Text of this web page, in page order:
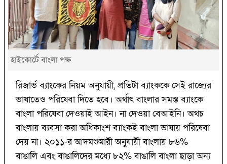
হাইকোর্টে বাংলা পক্ষ
রিজার্ভ ব্যাংকের নিয়ম অনুযায়ী, প্রতিটা ব্যাংককে সেই রাজ্যের
ভাষাতেও পরিষেবা দিতে হবে। অর্থাৎ বাংলার সমস্ত ব্যাংকে
বাংলা পরিষেবা দেওয়াই আইন। না দেওয়া বেআইনি। অথচ
বাংলায় ব্যবসা করা অধিকাংশ ব্যাংকই বাংলা ভাষায় পরিষেবা
দেয় না। ২০১১-র আদমশুমারী অনুযায়ী বাংলায় ৮৬%
বাঙালি এবং বাঙালিদের মধ্যে ৮২% বাঙালি বাংলা ছাড়া অন্য